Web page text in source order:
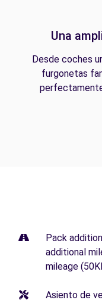
Una
Desde coches
furgonetas
Pack
additional
mileage
Asiento de